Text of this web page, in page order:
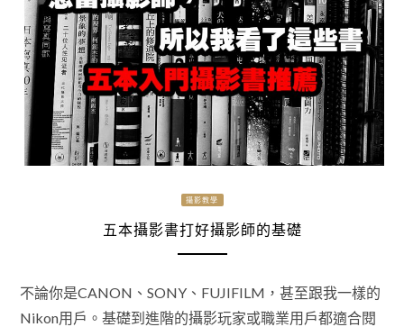
攝影教學
五本攝影書打好攝影師的基礎
不論你是CANON、SONY、FUJIFILM，甚至跟我一樣的
Nikon用戶。基礎到進階的攝影玩家或職業用戶都適合閱